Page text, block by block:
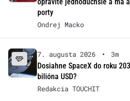
porty
Ondrej Macko
7. augusta 2026 •
3m
Dosiahne SpaceX do roku
bilióna USD?
Redakcia TOUCHIT